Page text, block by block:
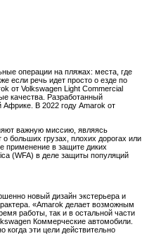
операции на пляжах: места, где
если речь идет просто о езде по
от Volkswagen Light Commercial
качества. Разработанный
В 2022 году Amarok от
важную миссию, являясь
больших грузах, плохих дорогах или
применение в защите диких
(WFA) в деле защиты популяций
новый дизайн экстерьера и
«Amarok делает возможным
работы, так и в остальной части
Коммерческие автомобили.
когда эти цели действительно